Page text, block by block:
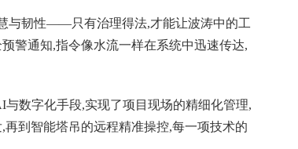
与韧性——只有治理得法,才能让波涛中的工
警通知,指令像水流一样在系统中迅速传达,
数字化手段,实现了项目现场的精细化管理,
到智能塔吊的远程精准操控,每一项技术的